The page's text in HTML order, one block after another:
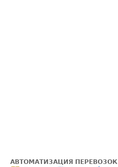
АВТОМАТИЗАЦИЯ ПЕРЕВОЗОК